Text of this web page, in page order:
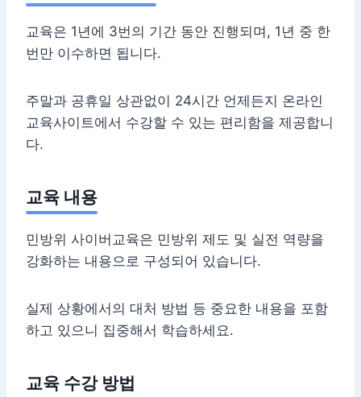
교육은 1년에 3번의 기간 동안 진행되며, 1년 중 한
번만 이수하면 됩니다.
주말과 공휴일 상관없이 24시간 언제든지 온라인
교육사이트에서 수강할 수 있는 편리함을 제공합니
다.
교육 내용
민방위 사이버교육은 민방위 제도 및 실전 역량을
강화하는 내용으로 구성되어 있습니다.
실제 상황에서의 대처 방법 등 중요한 내용을 포함
하고 있으니 집중해서 학습하세요.
교육 수강 방법